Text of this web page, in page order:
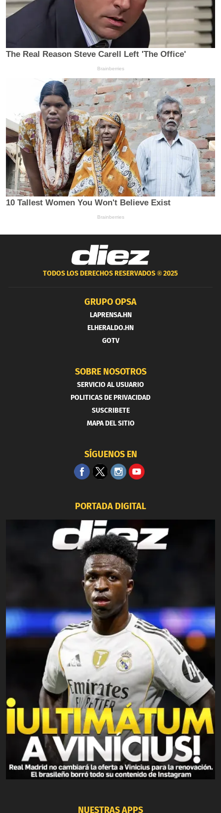
TODOS LOS DERECHOS RESERVADOS ®2025
GRUPO OPSA
LAPRENSA.HN
ELHERALDO.HN
GOTV
SOBRE NOSOTROS
SERVICIO AL USUARIO
POLITICAS DE PRIVACIDAD
SUSCRIBETE
MAPA DEL SITIO
SÍGUENOS EN
PORTADA DIGITAL
NUESTRAS APPS